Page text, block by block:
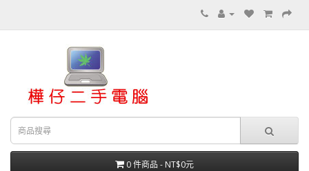
0 件商品 - NT$0元